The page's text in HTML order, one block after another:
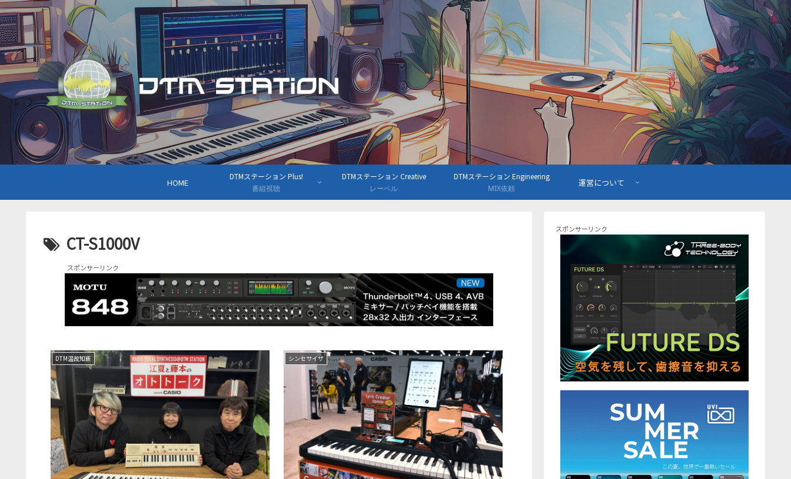
HOME
DTMステーション Plus!
番組視聴
DTMステーション Creative
レーベル
DTMステーション Engineering
MIX依頼
運営について
CT-S1000V
スポンサーリンク
DTM温故知新 シンセサイザ
スポンサーリンク